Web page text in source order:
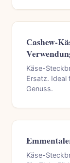
Cashew-
Käse-
Ersatz. Ideal
Genuss.
Käse-